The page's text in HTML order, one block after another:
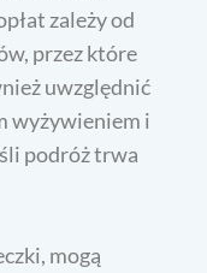
zależy od
przez które
uwzględnić
wyżywieniem i
podróż trwa
mogą